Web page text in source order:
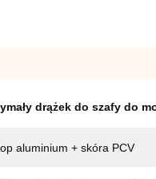
drążek do szafy do
aluminium + skóra PCV